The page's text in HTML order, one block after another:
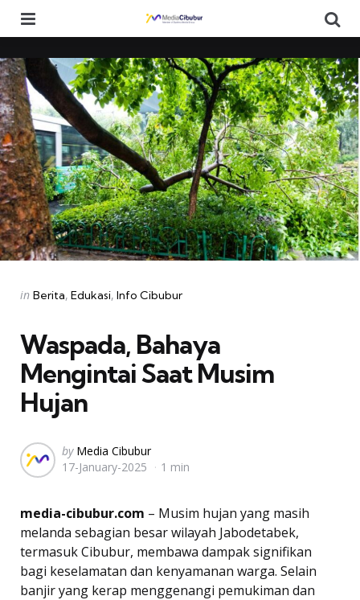
Categories
Posted
in Berita Edukasi Info Cibubur
Waspada, Bahaya
Mengintai Saat Musim
Hujan
Posted
by
by Media Cibubur
17-January-2025
1 min
media-cibubur.com – Musim hujan yang masih
melanda sebagian besar wilayah Jabodetabek,
termasuk Cibubur, membawa dampak signifikan
bagi keselamatan dan kenyamanan warga. Selain
banjir yang kerap menggenangi pemukiman dan